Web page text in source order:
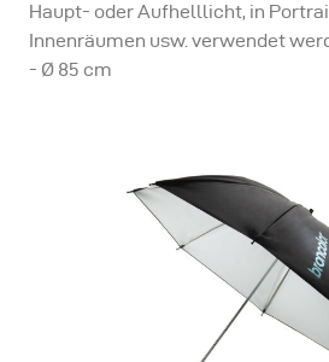
Haupt- oder Aufhelllicht, in
Innenräumen usw. verwendet
- Ø 85 cm